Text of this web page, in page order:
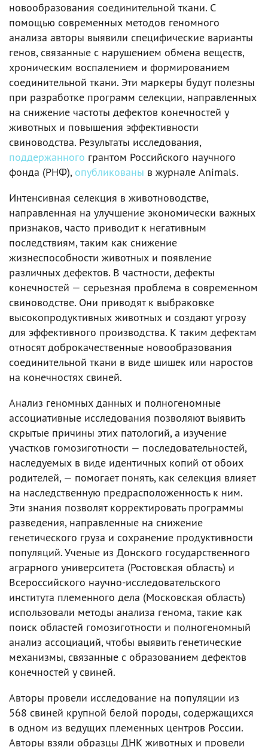
новообразования соединительной ткани. С
помощью современных методов геномного
анализа авторы выявили специфические варианты
генов, связанные с нарушением обмена веществ,
хроническим воспалением и формированием
соединительной ткани. Эти маркеры будут полезны
при разработке программ селекции, направленных
на снижение частоты дефектов конечностей у
животных и повышения эффективности
свиноводства. Результаты исследования,
поддержанного грантом Российского научного
фонда (РНФ), опубликованы в журнале Animals.
Интенсивная селекция в животноводстве,
направленная на улучшение экономически важных
признаков, часто приводит к негативным
последствиям, таким как снижение
жизнеспособности животных и появление
различных дефектов. В частности, дефекты
конечностей — серьезная проблема в современном
свиноводстве. Они приводят к выбраковке
высокопродуктивных животных и создают угрозу
для эффективного производства. К таким дефектам
относят доброкачественные новообразования
соединительной ткани в виде шишек или наростов
на конечностях свиней.
Анализ геномных данных и полногеномные
ассоциативные исследования позволяют выявить
скрытые причины этих патологий, а изучение
участков гомозиготности — последовательностей,
наследуемых в виде идентичных копий от обоих
родителей, — помогает понять, как селекция влияет
на наследственную предрасположенность к ним.
Эти знания позволят корректировать программы
разведения, направленные на снижение
генетического груза и сохранение продуктивности
популяций. Ученые из Донского государственного
аграрного университета (Ростовская область) и
Всероссийского научно-исследовательского
института племенного дела (Московская область)
использовали методы анализа генома, такие как
поиск областей гомозиготности и полногеномный
анализ ассоциаций, чтобы выявить генетические
механизмы, связанные с образованием дефектов
конечностей у свиней.
Авторы провели исследование на популяции из
568 свиней крупной белой породы, содержащихся
в одном из ведущих племенных центров России.
Авторы взяли образцы ДНК животных и провели